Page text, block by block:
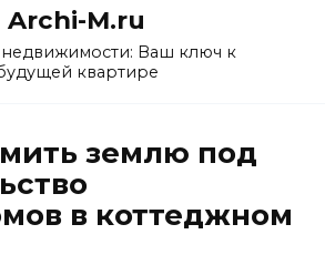
Archi-M.ru
Ваш ключ к
квартире
землю под
в коттеджном